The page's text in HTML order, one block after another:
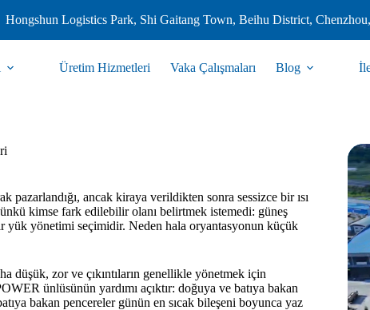
Hongshun Logistics Park, Shi Gaitang Town, Beihu District,
Üretim Hizmetleri Vaka Çalışmaları Blog
pazarlandığı, ancak kiraya verildikten sonra sessizce bir ısı
kimse fark edilebilir olanı belirtmek istemedi: güneş
yük yönetimi seçimidir. Neden hala oryantasyonun küçük
düşük, zor ve çıkıntıların genellikle yönetmek için
ünlüsünün yardımı açıktır: doğuya ve batıya bakan
bakan pencereler günün en sıcak bileşeni boyunca yaz